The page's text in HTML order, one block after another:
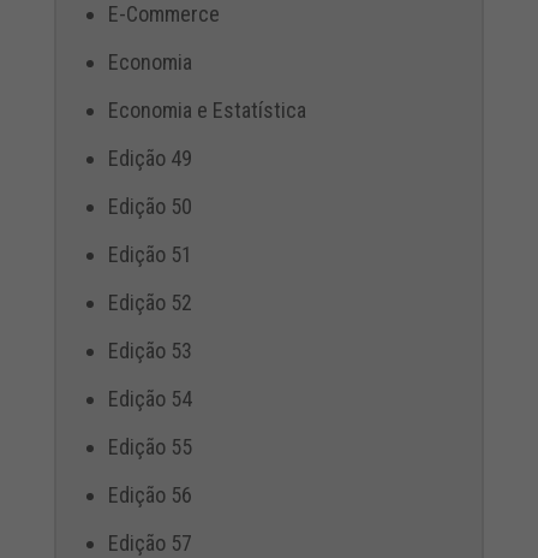
E-Commerce
Economia
Economia e Estatística
Edição 49
Edição 50
Edição 51
Edição 52
Edição 53
Edição 54
Edição 55
Edição 56
Edição 57